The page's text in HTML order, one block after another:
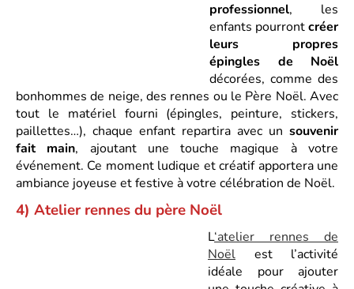
professionnel, les
enfants pourrontcréer
leurs propres
épingles de Noël
décorées, comme des
bonhommes de neige, des rennes ou le Père Noël. Avec
tout le matériel fourni (épingles, peinture, stickers,
paillettes…), chaque enfant repartira avec un souvenir
fait main, ajoutant une touche magique à votre
événement. Ce moment ludique et créatif apportera une
ambiance joyeuse et festive à votre célébration de Noël.
4) Atelier rennes du père Noël
L‘atelier rennes de
Noël est l’activité
idéale pour ajouter